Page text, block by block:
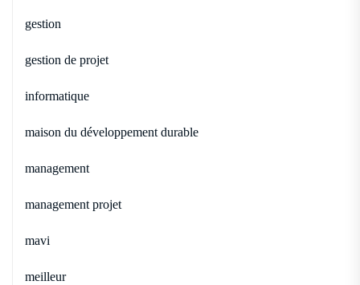
gestion
gestion de projet
informatique
maison du développement durable
management
management projet
mavi
meilleur